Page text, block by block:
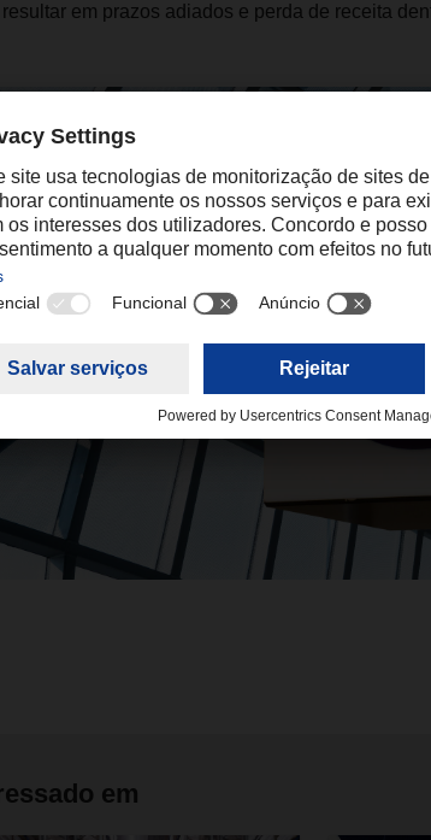
em prazos adiados e perda de receita
em